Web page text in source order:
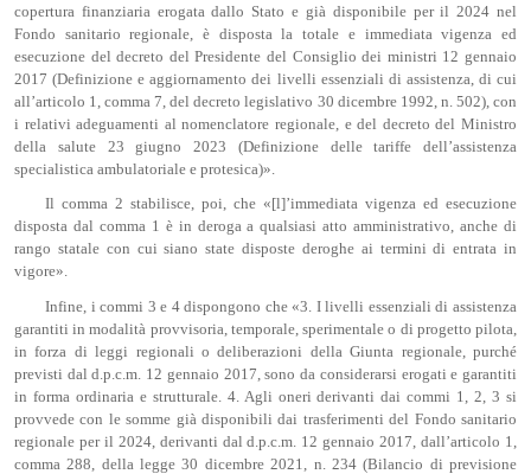
copertura finanziaria erogata dallo Stato e già disponibile per il 2024 nel
Fondo sanitario regionale, è disposta la totale e immediata vigenza ed
esecuzione del decreto del Presidente del Consiglio dei ministri 12 gennaio
2017 (Definizione e aggiornamento dei livelli essenziali di assistenza, di cui
all’articolo 1, comma 7, del decreto legislativo 30 dicembre 1992, n. 502), con
i relativi adeguamenti al nomenclatore regionale, e del decreto del Ministro
della salute 23 giugno 2023 (Definizione delle tariffe dell’assistenza
specialistica ambulatoriale e protesica)».
Il comma 2 stabilisce, poi, che «[l]’immediata vigenza ed esecuzione
disposta dal comma 1 è in deroga a qualsiasi atto amministrativo, anche di
rango statale con cui siano state disposte deroghe ai termini di entrata in
vigore».
Infine, i commi 3 e 4 dispongono che «3. I livelli essenziali di assistenza
garantiti in modalità provvisoria, temporale, sperimentale o di progetto pilota,
in forza di leggi regionali o deliberazioni della Giunta regionale, purché
previsti dal d.p.c.m. 12 gennaio 2017, sono da considerarsi erogati e garantiti
in forma ordinaria e strutturale. 4. Agli oneri derivanti dai commi 1, 2, 3 si
provvede con le somme già disponibili dai trasferimenti del Fondo sanitario
regionale per il 2024, derivanti dal d.p.c.m. 12 gennaio 2017, dall’articolo 1,
comma 288, della legge 30 dicembre 2021, n. 234 (Bilancio di previsione